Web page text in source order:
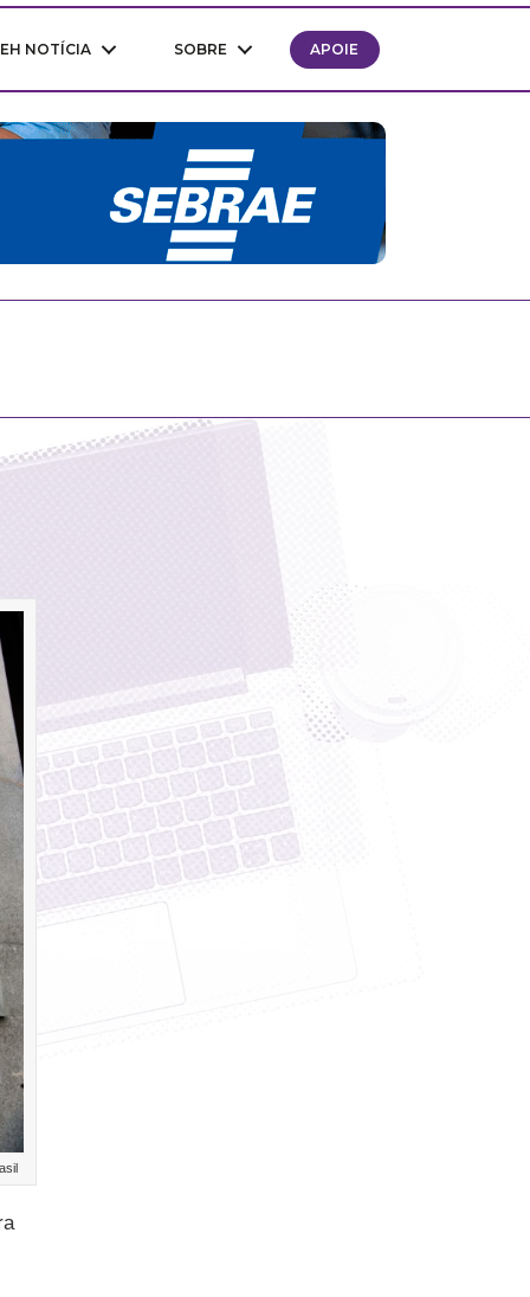
EH NOTÍCIA SOBRE APOIE